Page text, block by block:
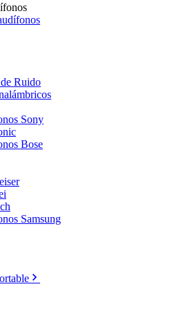
Ruido
Sony
Bose
Samsung